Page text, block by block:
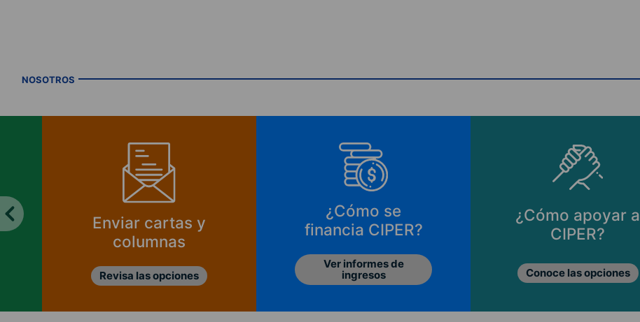
NOSOTROS
Enviar cartas y
columnas
Revisa las opciones
¿Cómo se
financia CIPER?
Ver informes de
ingresos
¿Cómo apoyar a
CIPER?
Conoce las opciones